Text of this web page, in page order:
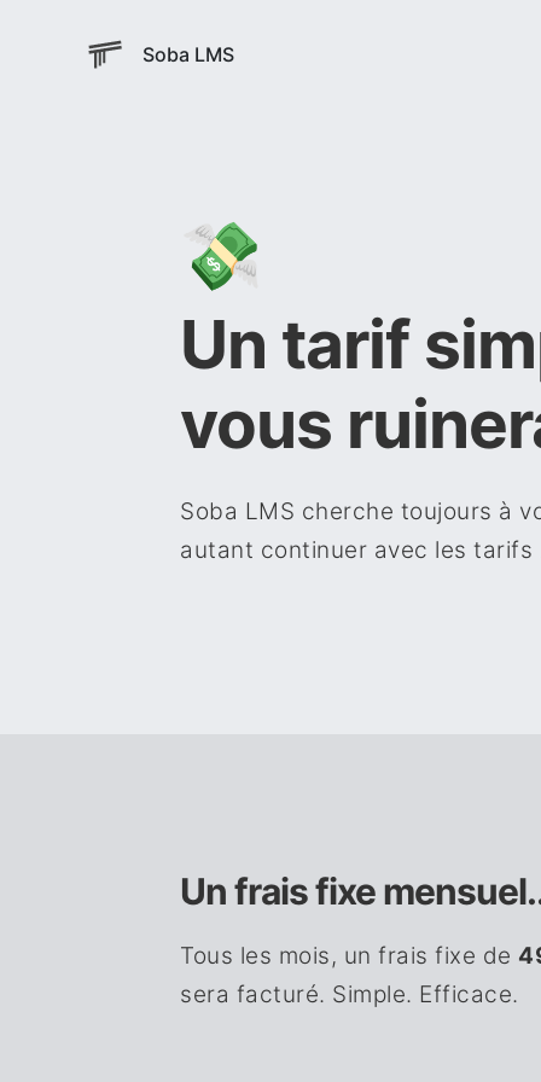
Soba LMS
💸
Un tarif
vous
Soba LMS cherche toujours à
autant continuer avec les tarifs
Un frais fixe
Tous les mois, un frais fixe de
sera facturé. Simple. Efficace.